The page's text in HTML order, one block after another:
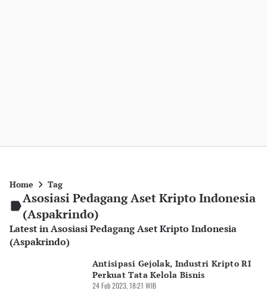
Home Tag
Asosiasi Pedagang Aset Kripto Indonesia
(Aspakrindo)
Latest in Asosiasi Pedagang Aset Kripto Indonesia
(Aspakrindo)
Antisipasi Gejolak, Industri Kripto RI
Perkuat Tata Kelola Bisnis
24 Feb 2023, 18:21 WIB